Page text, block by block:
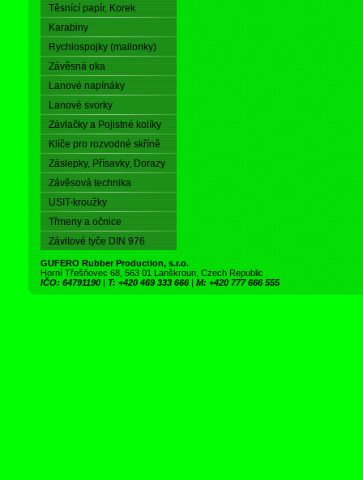
Těsnící papír, Korek
Karabiny
Rychlospojky (mailonky)
Závěsná oka
Lanové napínáky
Lanové svorky
Závlačky a Pojistné kolíky
Klíče pro rozvodné skříně
Záslepky, Přísavky, Dorazy
Závěsová technika
USIT-kroužky
Třmeny a očnice
Závitové tyče DIN 976
GUFERO Rubber Production, s.r.o.
Horní Třešňovec 68, 563 01 Lanškroun, Czech Republic
IČO: 64791190 | T: +420 469 333 666 | M: +420 777 666 555